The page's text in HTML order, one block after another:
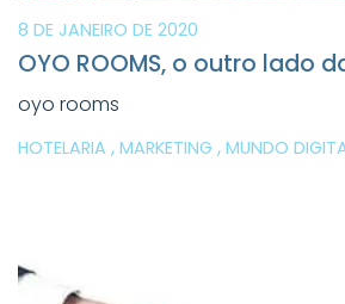
8 DE JANEIRO DE 2020
OYO ROOMS, o outro lado
oyo rooms
HOTELARIA , MARKETING , MUNDO